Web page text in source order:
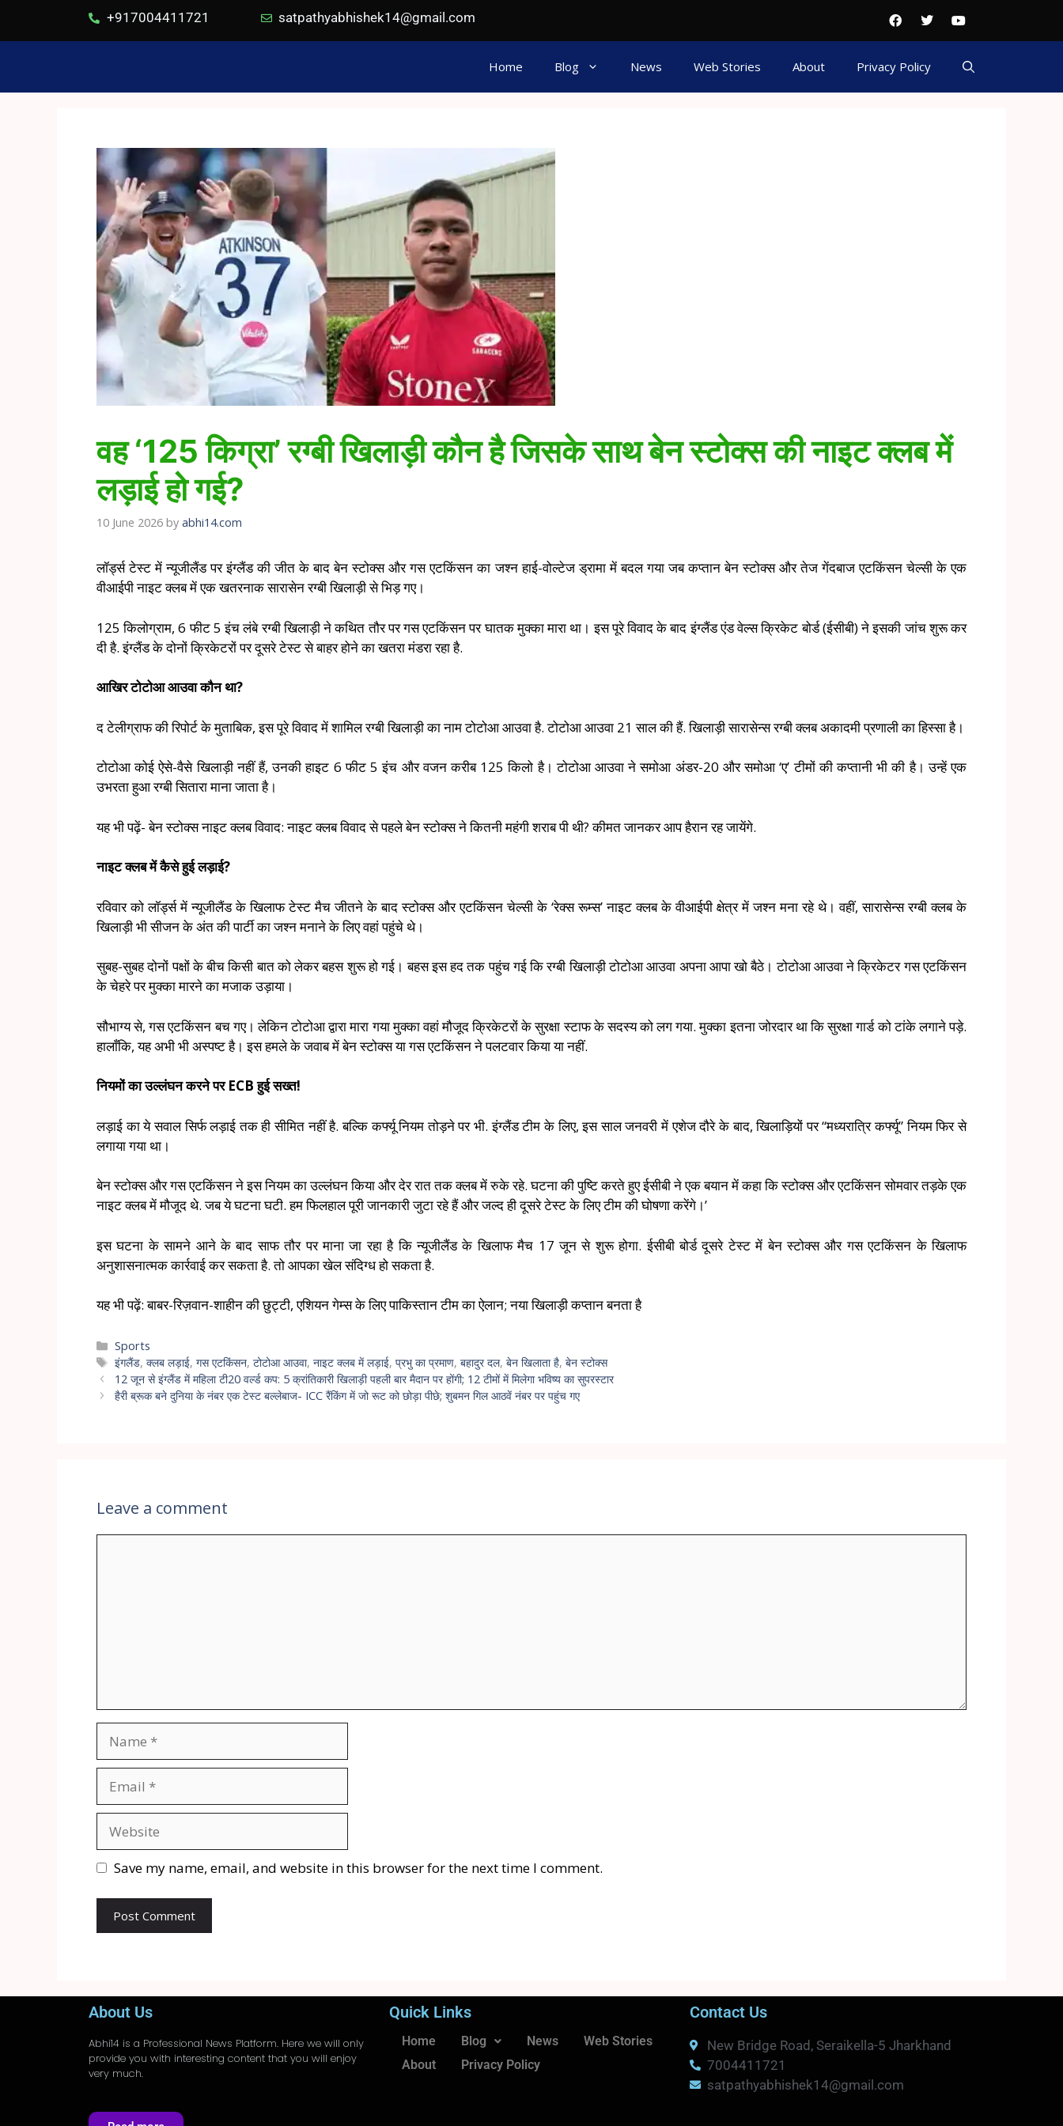
+917004411721 satpathyabhishek14@gmail.com
Home Blog News Web Stories About Privacy Policy
वह ‘125 किग्रा’ रग्बी खिलाड़ी कौन है जिसके साथ बेन स्टोक्स की नाइट क्लब में
लड़ाई हो गई?
10 June 2026 by abhi14.com
लॉर्ड्स टेस्ट में न्यूजीलैंड पर इंग्लैंड की जीत के बाद बेन स्टोक्स और गस एटकिंसन का जश्न हाई-वोल्टेज ड्रामा में बदल गया जब कप्तान बेन स्टोक्स और तेज गेंदबाज एटकिंसन चेल्सी के एक
वीआईपी नाइट क्लब में एक खतरनाक सारासेन रग्बी खिलाड़ी से भिड़ गए।
125 किलोग्राम, 6 फीट 5 इंच लंबे रग्बी खिलाड़ी ने कथित तौर पर गस एटकिंसन पर घातक मुक्का मारा था। इस पूरे विवाद के बाद इंग्लैंड एंड वेल्स क्रिकेट बोर्ड (ईसीबी) ने इसकी जांच शुरू कर
दी है. इंग्लैंड के दोनों क्रिकेटरों पर दूसरे टेस्ट से बाहर होने का खतरा मंडरा रहा है.
आखिर टोटोआ आउवा कौन था?
द टेलीग्राफ की रिपोर्ट के मुताबिक, इस पूरे विवाद में शामिल रग्बी खिलाड़ी का नाम टोटोआ आउवा है. टोटोआ आउवा 21 साल की हैं. खिलाड़ी सारासेन्स रग्बी क्लब अकादमी प्रणाली का हिस्सा है।
टोटोआ कोई ऐसे-वैसे खिलाड़ी नहीं हैं, उनकी हाइट 6 फीट 5 इंच और वजन करीब 125 किलो है। टोटोआ आउवा ने समोआ अंडर-20 और समोआ ‘ए’ टीमों की कप्तानी भी की है। उन्हें एक
उभरता हुआ रग्बी सितारा माना जाता है।
यह भी पढ़ें- बेन स्टोक्स नाइट क्लब विवाद: नाइट क्लब विवाद से पहले बेन स्टोक्स ने कितनी महंगी शराब पी थी? कीमत जानकर आप हैरान रह जायेंगे.
नाइट क्लब में कैसे हुई लड़ाई?
रविवार को लॉर्ड्स में न्यूजीलैंड के खिलाफ टेस्ट मैच जीतने के बाद स्टोक्स और एटकिंसन चेल्सी के ‘रेक्स रूम्स’ नाइट क्लब के वीआईपी क्षेत्र में जश्न मना रहे थे। वहीं, सारासेन्स रग्बी क्लब के
खिलाड़ी भी सीजन के अंत की पार्टी का जश्न मनाने के लिए वहां पहुंचे थे।
सुबह-सुबह दोनों पक्षों के बीच किसी बात को लेकर बहस शुरू हो गई। बहस इस हद तक पहुंच गई कि रग्बी खिलाड़ी टोटोआ आउवा अपना आपा खो बैठे। टोटोआ आउवा ने क्रिकेटर गस एटकिंसन
के चेहरे पर मुक्का मारने का मजाक उड़ाया।
सौभाग्य से, गस एटकिंसन बच गए। लेकिन टोटोआ द्वारा मारा गया मुक्का वहां मौजूद क्रिकेटरों के सुरक्षा स्टाफ के सदस्य को लग गया. मुक्का इतना जोरदार था कि सुरक्षा गार्ड को टांके लगाने पड़े.
हालाँकि, यह अभी भी अस्पष्ट है। इस हमले के जवाब में बेन स्टोक्स या गस एटकिंसन ने पलटवार किया या नहीं.
नियमों का उल्लंघन करने पर ECB हुई सख्त!
लड़ाई का ये सवाल सिर्फ लड़ाई तक ही सीमित नहीं है. बल्कि कर्फ्यू नियम तोड़ने पर भी. इंग्लैंड टीम के लिए, इस साल जनवरी में एशेज दौरे के बाद, खिलाड़ियों पर “मध्यरात्रि कर्फ्यू” नियम फिर से
लगाया गया था।
बेन स्टोक्स और गस एटकिंसन ने इस नियम का उल्लंघन किया और देर रात तक क्लब में रुके रहे. घटना की पुष्टि करते हुए ईसीबी ने एक बयान में कहा कि स्टोक्स और एटकिंसन सोमवार तड़के एक
नाइट क्लब में मौजूद थे. जब ये घटना घटी. हम फिलहाल पूरी जानकारी जुटा रहे हैं और जल्द ही दूसरे टेस्ट के लिए टीम की घोषणा करेंगे।’
इस घटना के सामने आने के बाद साफ तौर पर माना जा रहा है कि न्यूजीलैंड के खिलाफ मैच 17 जून से शुरू होगा. ईसीबी बोर्ड दूसरे टेस्ट में बेन स्टोक्स और गस एटकिंसन के खिलाफ
अनुशासनात्मक कार्रवाई कर सकता है. तो आपका खेल संदिग्ध हो सकता है.
यह भी पढ़ें: बाबर-रिज़वान-शाहीन की छुट्टी, एशियन गेम्स के लिए पाकिस्तान टीम का ऐलान; नया खिलाड़ी कप्तान बनता है
Sports
इंगलैंड,क्लब लड़ाई,गस एटकिंसन,टोटोआ आउवा,नाइट क्लब में लड़ाई,प्रभु का प्रमाण,बहादुर दल,बेन खिलाता है,बेन स्टोक्स
12 जून से इंग्लैंड में महिला टी20 वर्ल्ड कप: 5 क्रांतिकारी खिलाड़ी पहली बार मैदान पर होंगी; 12 टीमों में मिलेगा भविष्य का सुपरस्टार
हैरी ब्रूक बने दुनिया के नंबर एक टेस्ट बल्लेबाज- ICC रैंकिंग में जो रूट को छोड़ा पीछे; शुबमन गिल आठवें नंबर पर पहुंच गए
Leave a comment
Save my name, email, and website in this browser for the next time I comment.
About Us
Abhi14 is a Professional News Platform. Here we will only
provide you with interesting content that you will enjoy
very much.
Quick Links
Home Blog News
Web Stories
About
Privacy Policy
Contact Us
New Bridge Road, Seraikella-5 Jharkhand
7004411721
satpathyabhishek14@gmail.com